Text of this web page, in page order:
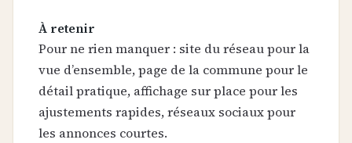
À retenir
Pour ne rien manquer : site du réseau pour la
vue d’ensemble, page de la commune pour le
détail pratique, affichage sur place pour les
ajustements rapides, réseaux sociaux pour
les annonces courtes.